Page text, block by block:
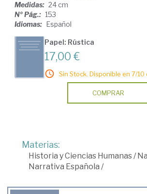
Medidas: 24 cm
Nº Pág.: 153
Idiomas: Español
Papel: Rústica
17,00 €
Sin Stock. Disponible en 7/10
COMPRAR
Materias:
Historia y Ciencias Humanas/
Narrativa Española /